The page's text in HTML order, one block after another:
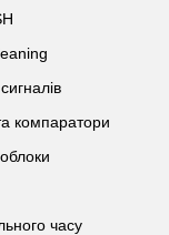
компаратори
часу